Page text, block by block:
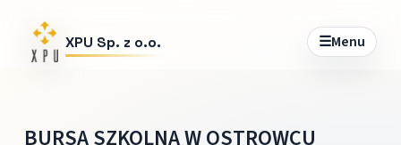
XPU Sp. z o.o. ☰Menu
BURSA SZKOLNA W OSTROWCU